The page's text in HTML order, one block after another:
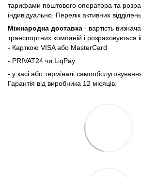
тарифами поштового оператора та
індивідуально. Перелік активних відділень.
Міжнародна доставка - вартість
транспортних компаній і розраховується
- Карткою VISA або MasterCard
- PRIVAT24 чи LiqPay
- у касі або терміналі
Гарантія від виробника 12 місяців.